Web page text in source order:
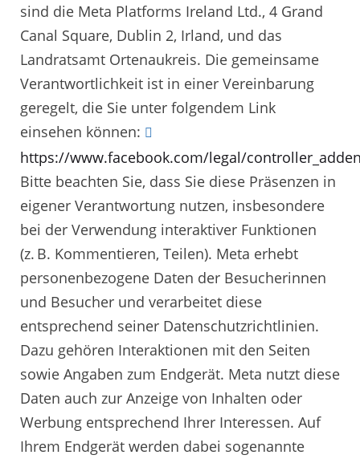
sind die Meta Platforms Ireland Ltd., 4 Grand
Canal Square, Dublin 2, Irland, und das
Landratsamt Ortenaukreis. Die gemeinsame
Verantwortlichkeit ist in einer Vereinbarung
geregelt, die Sie unter folgendem Link
einsehen können:
https://www.facebook.com/legal/
Bitte beachten Sie, dass Sie diese Präsenzen in
eigener Verantwortung nutzen, insbesondere
bei der Verwendung interaktiver Funktionen
(z. B. Kommentieren, Teilen). Meta erhebt
personenbezogene Daten der Besucherinnen
und Besucher und verarbeitet diese
entsprechend seiner Datenschutzrichtlinien.
Dazu gehören Interaktionen mit den Seiten
sowie Angaben zum Endgerät. Meta nutzt diese
Daten auch zur Anzeige von Inhalten oder
Werbung entsprechend Ihrer Interessen. Auf
Ihrem Endgerät werden dabei sogenannte